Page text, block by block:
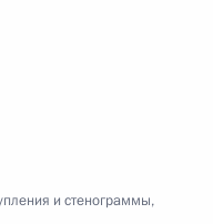
и стенограммы,